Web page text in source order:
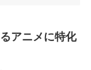
アニメに特化